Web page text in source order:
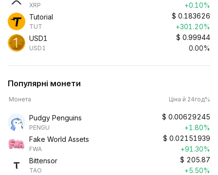
XRP
+0.10%
Tutorial
TUT
$ 0.183626
+301.20%
USD1
USD1
$ 0.99944
0.00%
Популярні монети
Монета Ціна й 24год%
Pudgy Penguins
PENGU
$ 0.00629245
+1.80%
Fake World Assets
FWA
$ 0.02151939
+91.30%
Bittensor
TAO
$ 205.87
+5.50%